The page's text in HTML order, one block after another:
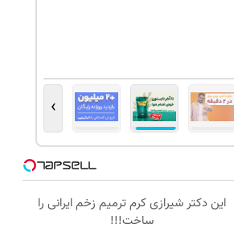
›
این دکتر شیرازی کرم ترمیم زخم ایرانی را
ساخت!!!